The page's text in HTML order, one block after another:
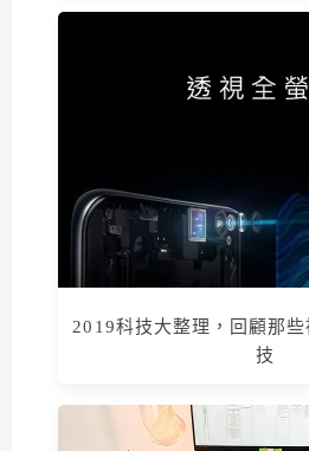
2019科技大整理，回顧那
技